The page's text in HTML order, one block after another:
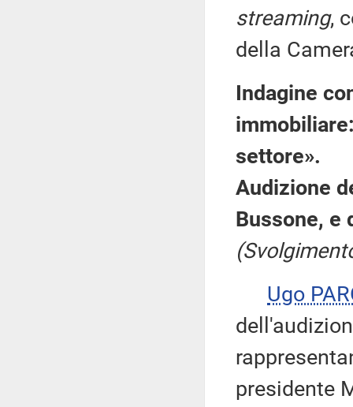
streaming,
della
Indagine
settore».
Audizione
Bussone, e
Ugo
presidente